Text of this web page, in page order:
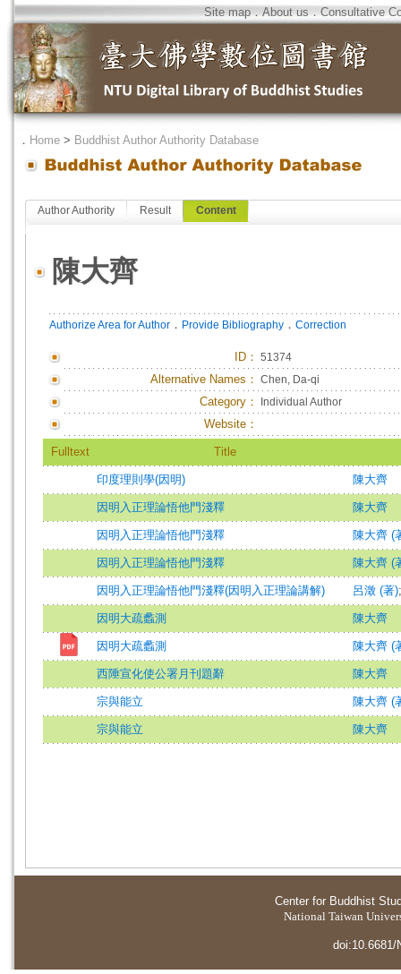
Site map．About us．Consultative
． Home > Buddhist Author Authority Database
Author Authority Result Content
陳大齊
Authorize Area for Author ． Provide Bibliography ． Correction
ID ： 51374
Alternative Names： Chen, Da-qi
Category： Individual Author
Website：
Fulltext Title
印度理則學(因明) 陳大齊
因明入正理論悟他門淺釋 陳大齊
因明入正理論悟他門淺釋 陳大齊 (
因明入正理論悟他門淺釋 陳大齊 (
因明入正理論悟他門淺釋(因明入正理論講解) 呂澂 (著)
因明大疏蠡測 陳大齊
因明大疏蠡測 陳大齊 (
西陲宣化使公署月刊題辭 陳大齊
宗與能立 陳大齊 (
宗與能立 陳大齊
Center for Buddhist
National Taiwan
doi:10.6681/